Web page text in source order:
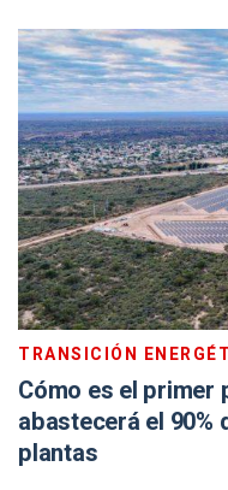
TRANSICIÓN
Cómo es el primer
abastecerá el 90%
plantas